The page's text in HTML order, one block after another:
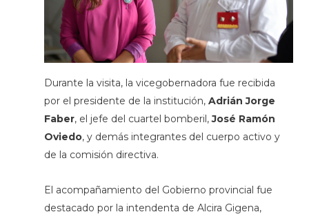
Durante la visita, la vicegobernadora fue recibida
por el presidente de la institución, Adrián Jorge
Faber, el jefe del cuartel bomberil,José Ramón
Oviedo, y demás integrantes del cuerpo activo y
de la comisión directiva.
El acompañamiento del Gobierno provincial fue
destacado por la intendenta de Alcira Gigena,